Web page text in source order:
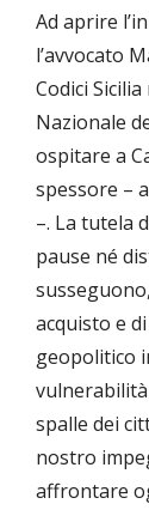
Ad aprire
l’avvocato
Codici
Nazionale
ospitare a
spessore –
–. La tutela
pause né
acquisto e
geopolitico
spalle dei
nostro
affrontare